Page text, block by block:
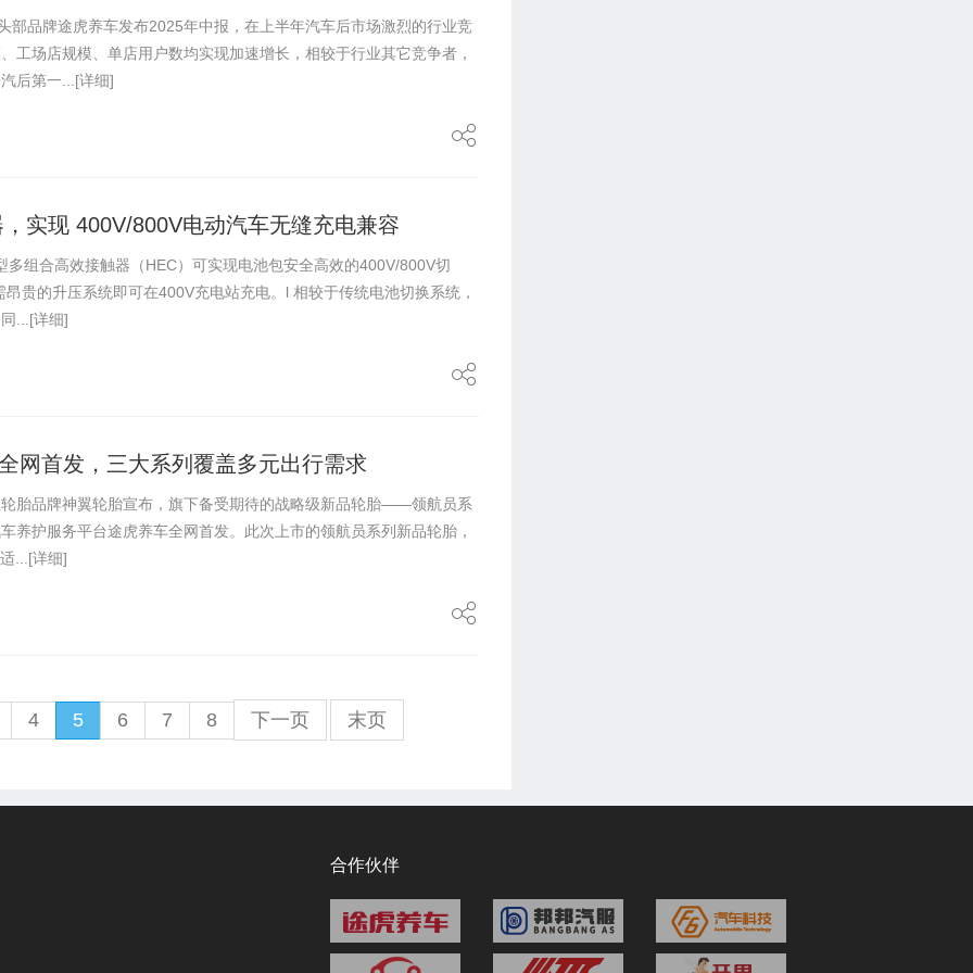
部品牌途虎养车发布2025年中报，在上半年汽车后市场激烈的行业竞
工场店规模、单店用户数均实现加速增长，相较于行业其它竞争者，
后第一... [详细]
实现 400V/800V电动汽车无缝充电兼容
多组合高效接触器（HEC）可实现电池包安全高效的400V/800V切
贵的升压系统即可在400V充电站充电。l 相较于传统电池切换系统，
... [详细]
网首发，三大系列覆盖多元出行需求
胎品牌神翼轮胎宣布，旗下备受期待的战略级新品轮胎——领航员系
养护服务平台途虎养车全网首发。此次上市的领航员系列新品轮胎，
... [详细]
4 5 6 7 8 下一页 末页
合作伙伴